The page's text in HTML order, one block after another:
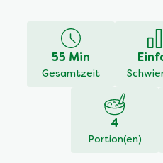
abgegeben55 Min
Gesamtzeit
4
Portion(en)